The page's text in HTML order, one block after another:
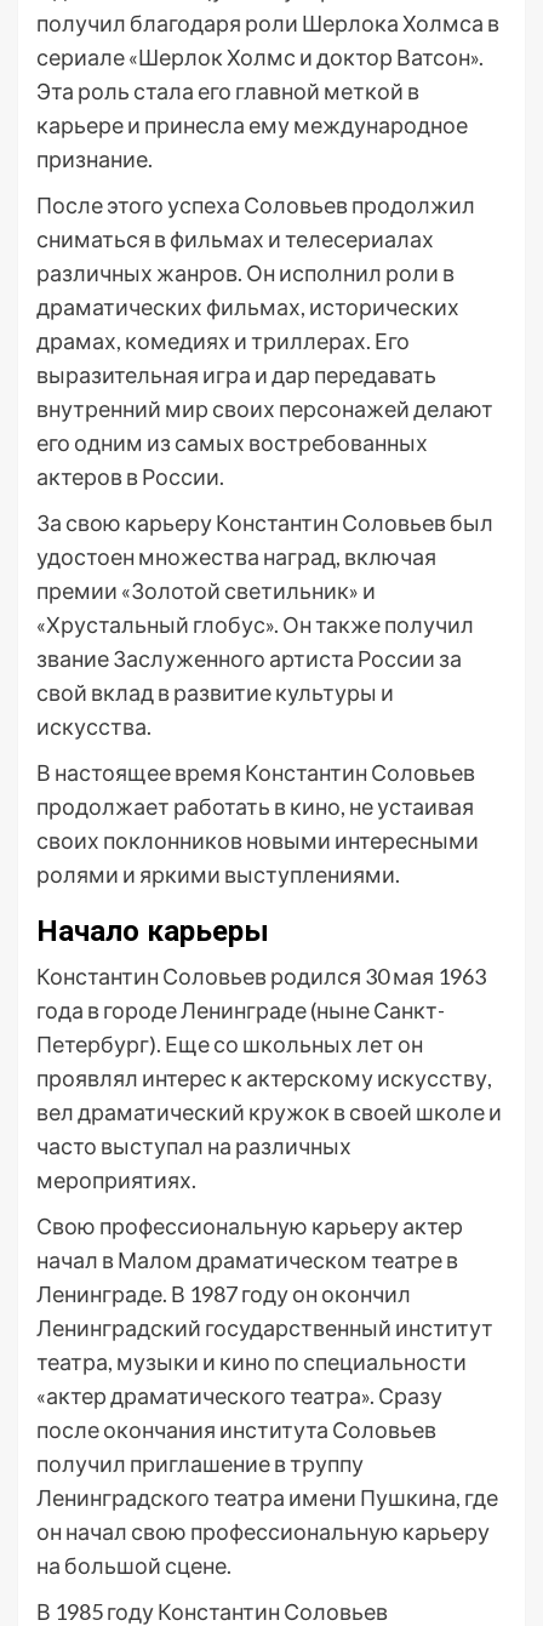
получил благодаря роли Шерлока Холмса в
сериале «Шерлок Холмс и доктор Ватсон».
Эта роль стала его главной меткой в
карьере и принесла ему международное
признание.
После этого успеха Соловьев продолжил
сниматься в фильмах и телесериалах
различных жанров. Он исполнил роли в
драматических фильмах, исторических
драмах, комедиях и триллерах. Его
выразительная игра и дар передавать
внутренний мир своих персонажей делают
его одним из самых востребованных
актеров в России.
За свою карьеру Константин Соловьев был
удостоен множества наград, включая
премии «Золотой светильник» и
«Хрустальный глобус». Он также получил
звание Заслуженного артиста России за
свой вклад в развитие культуры и
искусства.
В настоящее время Константин Соловьев
продолжает работать в кино, не устаивая
своих поклонников новыми интересными
ролями и яркими выступлениями.
Начало карьеры
Константин Соловьев родился 30 мая 1963
года в городе Ленинграде (ныне Санкт-
Петербург). Еще со школьных лет он
проявлял интерес к актерскому искусству,
вел драматический кружок в своей школе и
часто выступал на различных
мероприятиях.
Свою профессиональную карьеру актер
начал в Малом драматическом театре в
Ленинграде. В 1987 году он окончил
Ленинградский государственный институт
театра, музыки и кино по специальности
«актер драматического театра». Сразу
после окончания института Соловьев
получил приглашение в труппу
Ленинградского театра имени Пушкина, где
он начал свою профессиональную карьеру
на большой сцене.
В 1985 году Константин Соловьев